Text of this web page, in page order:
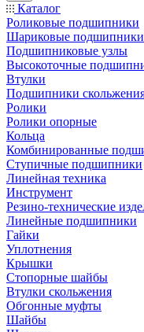
Каталог
Роликовые подшипники
Шариковые подшипники
Подшипниковые узлы
Высокоточные
Втулки
Подшипники
Ролики
Ролики опорные
Кольца
Комбинированные
Ступичные подшипники
Линейная техника
Инструмент
Резино-технические
Линейные подшипники
Гайки
Уплотнения
Крышки
Стопорные шайбы
Втулки скольжения
Обгонные муфты
Шайбы